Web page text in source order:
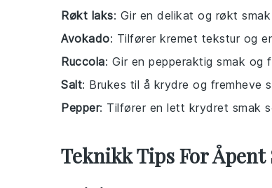
Røkt laks: Gir en delikat og røkt
Avokado: Tilfører kremet tekstur og
Ruccola: Gir en pepperaktig smak og
Salt: Brukes til å krydre og fremheve
Pepper: Tilfører en lett krydret smak
Teknikk Tips For Åpent